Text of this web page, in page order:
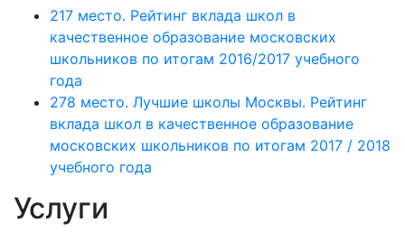
217 место. Рейтинг вклада школ в
качественное образование московских
школьников по итогам 2016/2017 учебного
года
278 место. Лучшие школы Москвы. Рейтинг
вклада школ в качественное образование
московских школьников по итогам 2017 / 2018
учебного года
Услуги